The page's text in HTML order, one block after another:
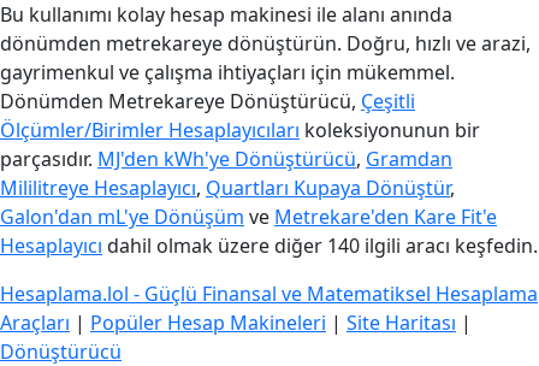
Bu kullanımı kolay hesap makinesi ile alanı anında
dönümden metrekareye dönüştürün. Doğru, hızlı ve arazi,
gayrimenkul ve çalışma ihtiyaçları için mükemmel.
Dönümden Metrekareye Dönüştürücü, Çeşitli
Ölçümler/Birimler Hesaplayıcıları koleksiyonunun bir
parçasıdır. MJ'den kWh'ye Dönüştürücü, Gramdan
Mililitreye Hesaplayıcı, Quartları Kupaya Dönüştür,
Galon'dan mL'ye Dönüşüm ve Metrekare'den Kare Fit'e
Hesaplayıcı dahil olmak üzere diğer 140 ilgili aracı keşfedin.
Hesaplama.lol - Güçlü Finansal ve Matematiksel Hesaplama
Araçları | Popüler Hesap Makineleri | Site Haritası |
Dönüştürücü